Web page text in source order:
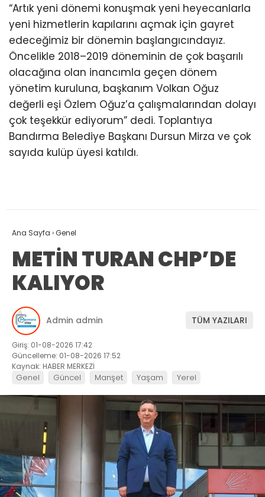
“Artık yeni dönemi konuşmak yeni heyecanlarla
yeni hizmetlerin kapılarını açmak için gayret
edeceğimiz bir dönemin başlangıcındayız.
Öncelikle 2018–2019 döneminin de çok başarılı
olacağına olan inancımla geçen dönem
yönetim kuruluna, başkanım Volkan Oğuz
değerli eşi Özlem Oğuz’a çalışmalarından dolayı
çok teşekkür ediyorum” dedi. Toplantıya
Bandırma Belediye Başkanı Dursun Mirza ve çok
sayıda kulüp üyesi katıldı.
Ana Sayfa ›Genel
METİN TURAN CHP’DE
KALIYOR
Admin admin TÜM YAZILARI
Giriş: 01-08-2026 17:42
Güncelleme: 01-08-2026 17:52
Kaynak: HABER MERKEZİ
Genel Güncel Manşet Yaşam Yerel